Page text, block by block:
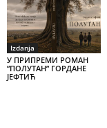
Izdanja
У ПРИПРЕМИ РОМАН
”ПОЛУТАН” ГОРДАНЕ
ЈЕФТИЋ